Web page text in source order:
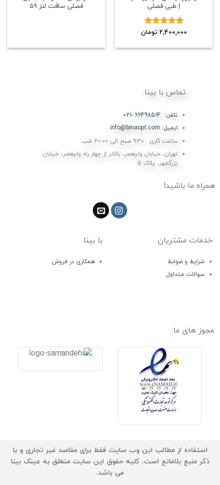
| طبی فصلی
نمره5.002,400,000 تومان
فصلی سافت لنز 59
تماس با بینا:
تلفن: 66498514 -021
ایمیل: info@binaopt.com
ساعت کاری : ۹:۳۰ صبح الی 20:00 شب
تهران، خیابان ولیعصر، بالاتر از چهار راه ولیعصر، خیابان
بزرگمهر، پلاک 5
همراه ما باشید!
خدمات مشتریان
شرایط و ضوابط
سوالات متداول
با بینا
همکاری در فروش
مجوز های ما:
استفاده از مطالب این وب سایت فقط برای مقاصد غیر تجاری و با
ذکر منبع بلامانع است. کلیه حقوق این سایت متعلق به عینک بینا
می باشد.